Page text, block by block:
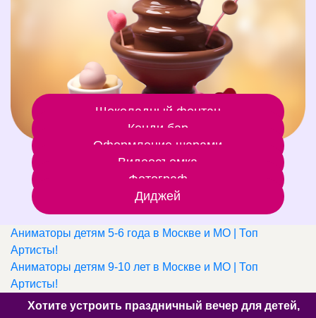
Шоколадный фонтан
Кенди бар
Оформление шарами
Видеосъемка
Фотограф
Диджей
Аниматоры детям 5-6 года в Москве и МО | Топ
Артисты!
Аниматоры детям 9-10 лет в Москве и МО | Топ
Артисты!
Хотите устроить праздничный вечер для детей,